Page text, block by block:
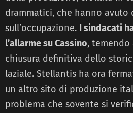
drammatici, che hanno
sull’occupazione. I sindacati
l’allarme su Cassino,
chiusura definitiva dello
laziale. Stellantis ha ora
un altro sito di produzione
problema che sovente si